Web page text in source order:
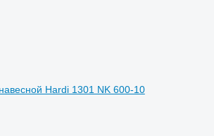
Hardi 1301 NK 600-10